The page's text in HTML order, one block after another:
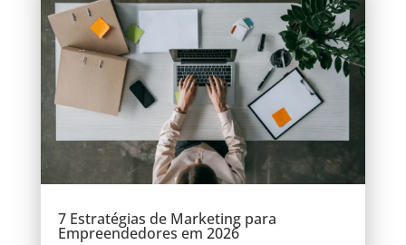
7 Estratégias de Marketing para
Empreendedores em 2026